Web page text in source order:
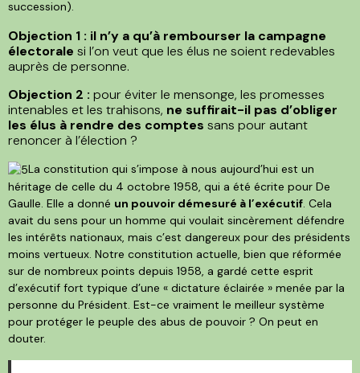
succession).
Objection 1 : il n’y a qu’à rembourser la campagne
électorale si l’on veut que les élus ne soient redevables
auprès de personne.
Objection 2 : pour éviter le mensonge, les promesses
intenables et les trahisons, ne suffirait-il pas d’obliger
les élus à rendre des comptes sans pour autant
renoncer à l’élection ?
La constitution qui s’impose à nous aujourd’hui est un
héritage de celle du 4 octobre 1958, qui a été écrite pour De
Gaulle. Elle a donné un pouvoir démesuré à l’exécutif. Cela
avait du sens pour un homme qui voulait sincèrement défendre
les intérêts nationaux, mais c’est dangereux pour des présidents
moins vertueux. Notre constitution actuelle, bien que réformée
sur de nombreux points depuis 1958, a gardé cette esprit
d’exécutif fort typique d’une « dictature éclairée » menée par la
personne du Président. Est-ce vraiment le meilleur système
pour protéger le peuple des abus de pouvoir ? On peut en
douter.